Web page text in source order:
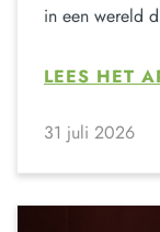
in een wereld
LEES HET
31 juli 2026